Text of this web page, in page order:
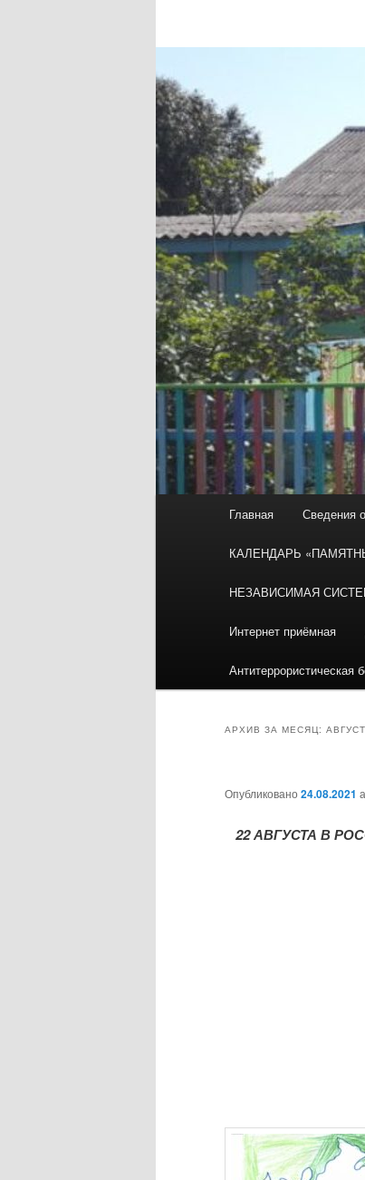
Главная Сведения
КАЛЕНДАРЬ
НЕЗАВИСИМАЯ
Интернет приёмная
Антитеррористическая
АРХИВ ЗА МЕСЯЦ:
Опубликовано 24.08.2021
22 АВГУСТА В